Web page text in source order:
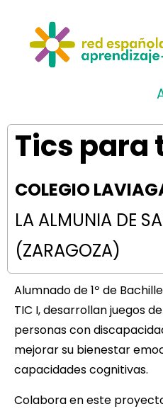
Tics para
COLEGIO
LA ALMUNIA DE
(ZARAGOZA)
Alumnado de 1º de
TIC I, desarrollan juegos
personas con
mejorar su bienestar
capacidades cognitivas.
Colabora en este